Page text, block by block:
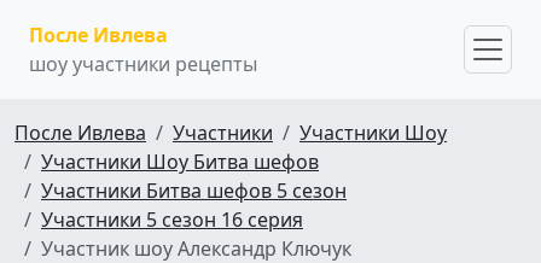
После Ивлева
шоу участники рецепты
После Ивлева Участники
Участники Шоу
Участники Шоу Битва шефов
Участники Битва шефов 5 сезон
Участники 5 сезон 16 серия
Участник шоу Александр Ключук